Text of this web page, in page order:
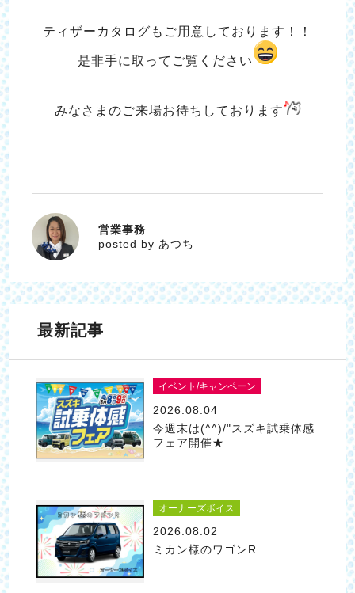
ティザーカタログもご用意しております！！
是非手に取ってご覧ください
みなさまのご来場お待ちしております
あつち
営業事務
posted by あつち
最新記事
イベント/キャンペーン
2026.08.04
今週末は(^^)/"スズキ試乗体感
フェア開催★
オーナーズボイス
2026.08.02
ミカン様のワゴンR